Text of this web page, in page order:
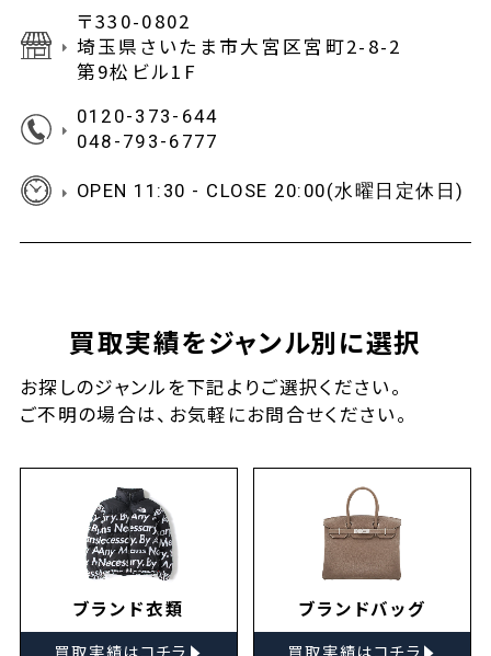
〒330-0802
埼玉県さいたま市大宮区宮町2-8-2
第9松ビル1F
0120-373-644
048-793-6777
OPEN 11:30 - CLOSE 20:00(水曜日定休日)
買取実績をジャンル別に選択
お探しのジャンルを下記よりご選択ください。
ご不明の場合は、お気軽にお問合せください。
ブランド衣類
買取実績はコチラ
ブランドバッグ
買取実績はコチラ